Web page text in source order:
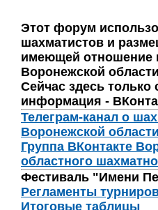
Этот форум
шахматистов и
имеющей отношение
Воронежской области
Сейчас здесь только
информация -
Телеграм-канал о
Воронежской области
Группа ВКонтакте
областного
Фестиваль "Имени
Регламенты
Итоговые таблицы